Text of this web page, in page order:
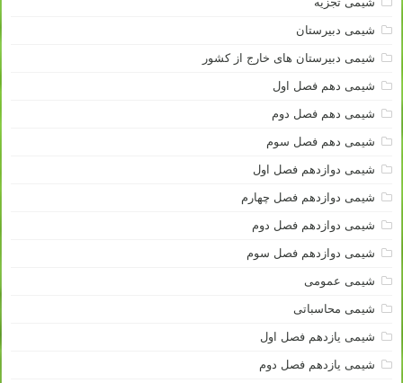
شیمی دبیرستان
شیمی دبیرستان های خارج از کشور
شیمی دهم فصل اول
شیمی دهم فصل دوم
شیمی دهم فصل سوم
شیمی دوازدهم فصل اول
شیمی دوازدهم فصل چهارم
شیمی دوازدهم فصل دوم
شیمی دوازدهم فصل سوم
شیمی عمومی
شیمی محاسباتی
شیمی یازدهم فصل اول
شیمی یازدهم فصل دوم